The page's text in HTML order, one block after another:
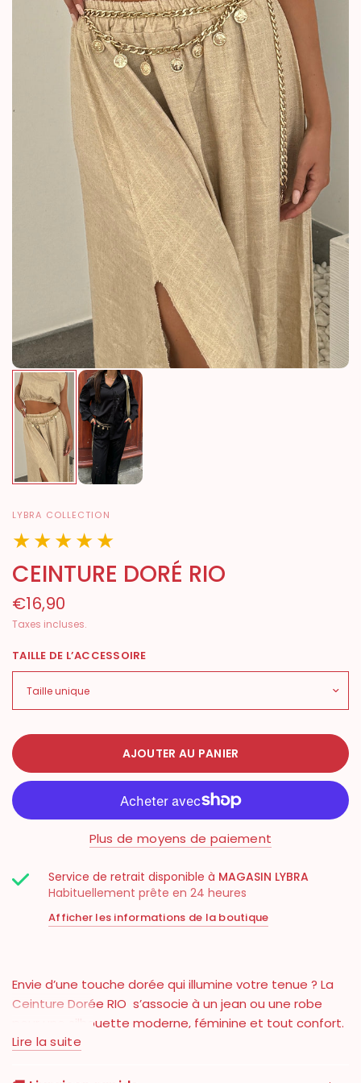
LYBRA COLLECTION
★★★★★
CEINTURE DORÉ RIO
€16,90
Taxes incluses.
TAILLE DE L’ACCESSOIRE
AJOUTER AU PANIER
Plus de moyens de paiement
Service de retrait disponible à MAGASIN LYBRA
Habituellement prête en 24 heures
Afficher les informations de la boutique
Envie d’une touche dorée qui illumine votre tenue ? La
Ceinture Dorée RIO s’associe à un jean ou une robe
pour une silhouette moderne, féminine et tout confort.
🤍Pourquoi vous allez l’adorer
✓ Ceinture bijou chic avec sa forme vintage flatteuse
Lire la suite